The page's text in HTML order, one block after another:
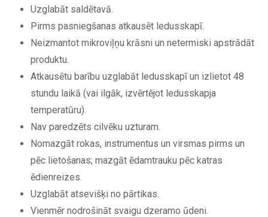
Uzglabāt saldētavā.
Pirms pasniegšanas atkausēt ledusskapī.
Neizmantot mikroviļņu krāsni un netermiski apstrādāt
produktu.
Atkausētu barību uzglabāt ledusskapī un izlietot 48
stundu laikā (vai ilgāk, izvērtējot ledusskapja
temperatūru).
Nav paredzēts cilvēku uzturam.
Nomazgāt rokas, instrumentus un virsmas pirms un
pēc lietošanas; mazgāt ēdamtrauku pēc katras
ēdienreizes.
Uzglabāt atsevišķi no pārtikas.
Vienmēr nodrošināt svaigu dzeramo ūdeni.